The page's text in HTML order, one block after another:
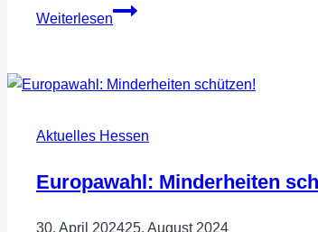
Weiterlesen
Gewaltvorwürfe
–
Aktuelles Hessen
Europawahl: Minderheiten
30. April 202425. August 2024